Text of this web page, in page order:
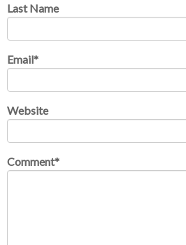
Last Name
Email*
Website
Comment*